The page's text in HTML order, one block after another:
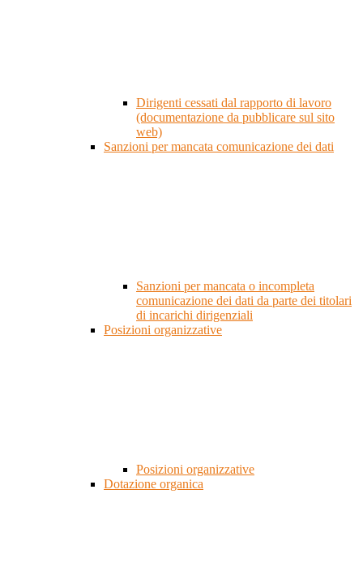
Dirigenti cessati dal rapporto di lavoro
(documentazione da pubblicare sul sito
web)
Sanzioni per mancata comunicazione dei dati
Sanzioni per mancata o incompleta
comunicazione dei dati da parte dei titolari
di incarichi dirigenziali
Posizioni organizzative
Posizioni organizzative
Dotazione organica